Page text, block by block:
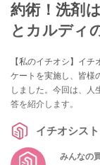
約術！洗剤
とカルディ
【私のイチオシ】イ
ケートを実施し、皆様
しました。今回は、人
答を紹介します。
イチオシスト
みんなの